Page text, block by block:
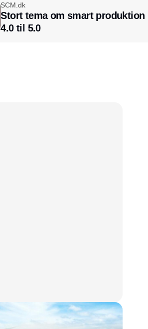
SCM.dk
Stort tema om smart
4.0 til 5.0